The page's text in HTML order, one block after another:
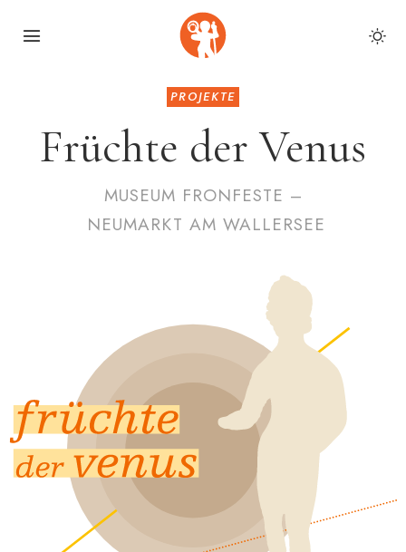
PROJEKTE
Früchte der Venus
MUSEUM FRONFESTE –
NEUMARKT AM WALLERSEE